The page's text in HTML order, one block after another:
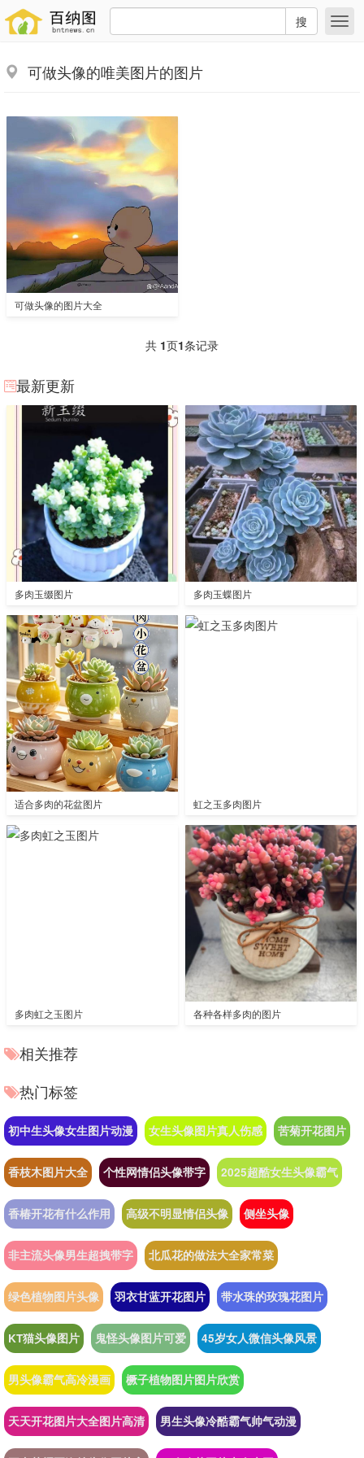
搜
可做头像的唯美图片的图片
可做头像的图片大全
共 1页1条记录
最新更新
多肉玉缀图片 多肉玉蝶图片
适合多肉的花盆图片 虹之玉多肉图片
多肉虹之玉图片 各种各样多肉的图片
相关推荐
热门标签
初中生头像女生图片动漫 女生头像图片真人伤感 苦菊开花图片
香枝木图片大全 个性网情侣头像带字 2025超酷女生头像霸气
香椿开花有什么作用 高级不明显情侣头像 侧坐头像
非主流头像男生超拽带字 北瓜花的做法大全家常菜
绿色植物图片头像 羽衣甘蓝开花图片 带水珠的玫瑰花图片
KT猫头像图片 鬼怪头像图片可爱 45岁女人微信头像风景
男头像霸气高冷漫画 橛子植物图片图片欣赏
天天开花图片大全图片高清 男生头像冷酷霸气帅气动漫